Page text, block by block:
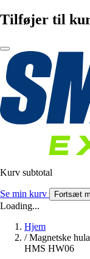
Tilføjer til
Kurv subtotal
Se min kurv Fortsæt
Loading...
Hjem
/ Magnetske
HMS HW06